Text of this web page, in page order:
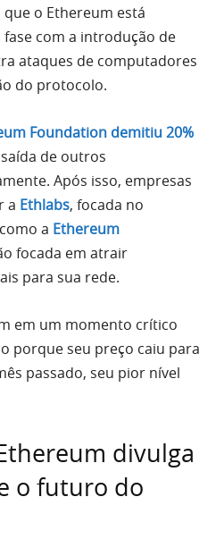
o Ethereum está
com a introdução de
ataques de computadores
do protocolo.
Foundation demitiu 20%
de outros
Após isso, empresas
a Ethlabs, focada no
a Ethereum
focada em atrair
para sua rede.
em um momento crítico
porque seu preço caiu para
passado, seu pior nível
divulga
o futuro do